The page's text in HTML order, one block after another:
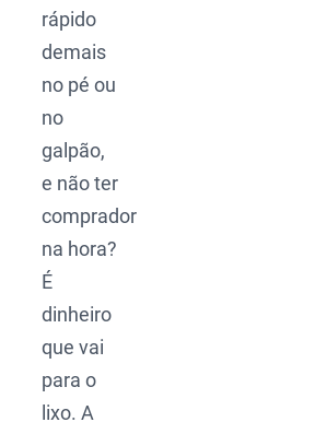
rápido
demais
no pé ou
no
galpão,
e não ter
comprador
na hora?
É
dinheiro
que vai
para o
lixo. A